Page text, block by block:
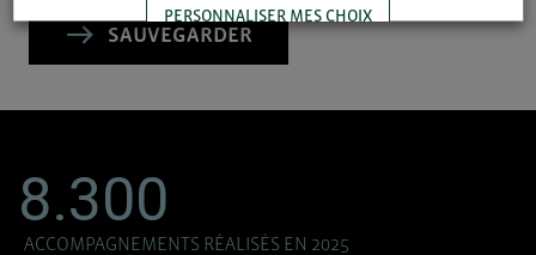
SAUVEGARDER
8.300
ACCOMPAGNEMENTS RÉALISÉS EN 2025
PERSONNALISER MES CHOIX